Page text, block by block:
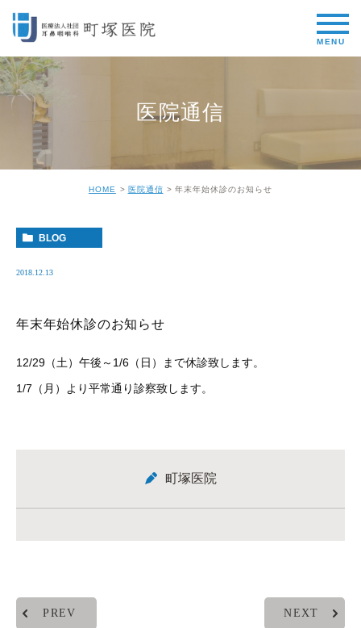
医院通信
HOME 医院通信 年末年始休診のお知らせ
BLOG
2018.12.13
年末年始休診のお知らせ
12/29（土）午後～1/6（日）まで休診致します。
1/7（月）より平常通り診察致します。
町塚医院
PREV NEXT